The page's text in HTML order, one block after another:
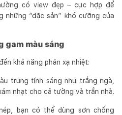
có view đẹp – cực hợp để
những “đặc sản” khó cưỡng của
gam màu sáng
khả năng phản xạ nhiệt:
trung tính sáng như trắng ngà,
nhạt cho cả tường và trần nhà.
bạn có thể dùng sơn chống